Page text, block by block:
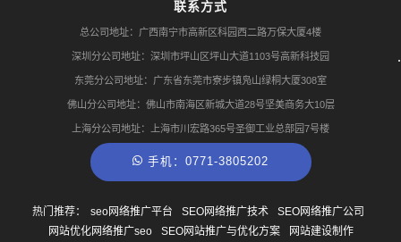
联系方式
总公司地址：广西南宁市高新区科园西二路万保大厦4楼
深圳分公司地址：深圳市坪山区坪山大道1103号高新科技园
东莞分公司地址：广东省东莞市寮步镇凫山绿桐大厦308室
佛山分公司地址：佛山市南海区新城大道28号坚美商务大10层
上海分公司地址：上海市川宏路365号圣御工业总部园7号楼
手机：0771-3805202
热门推荐： seo网络推广平台 SEO网络推广技术
SEO网络推广公司
网站优化网络推广seo
SEO网站推广与优化方案 网站建设制作